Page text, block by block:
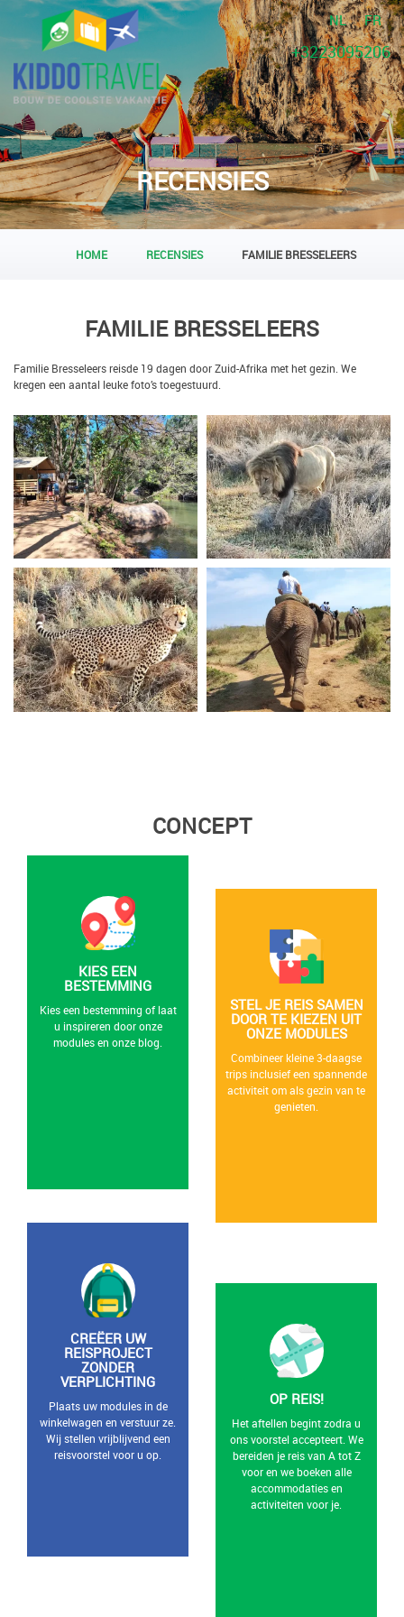
NL FR
+3223095206
RECENSIES
HOME RECENSIES FAMILIE BRESSELEERS
FAMILIE BRESSELEERS
Familie Bresseleers reisde 19 dagen door Zuid-Afrika met het gezin. We
kregen een aantal leuke foto’s toegestuurd.
CONCEPT
KIES EEN
BESTEMMING
Kies een bestemming of laat
u inspireren door onze
modules en onze blog.
STEL JE REIS SAMEN
DOOR TE KIEZEN UIT
ONZE MODULES
Combineer kleine 3-daagse
trips inclusief een spannende
activiteit om als gezin van te
genieten.
CREËER UW
REISPROJECT
ZONDER
VERPLICHTING
Plaats uw modules in de
winkelwagen en verstuur ze.
Wij stellen vrijblijvend een
reisvoorstel voor u op.
OP REIS!
Het aftellen begint zodra u
ons voorstel accepteert. We
bereiden je reis van A tot Z
voor en we boeken alle
accommodaties en
activiteiten voor je.